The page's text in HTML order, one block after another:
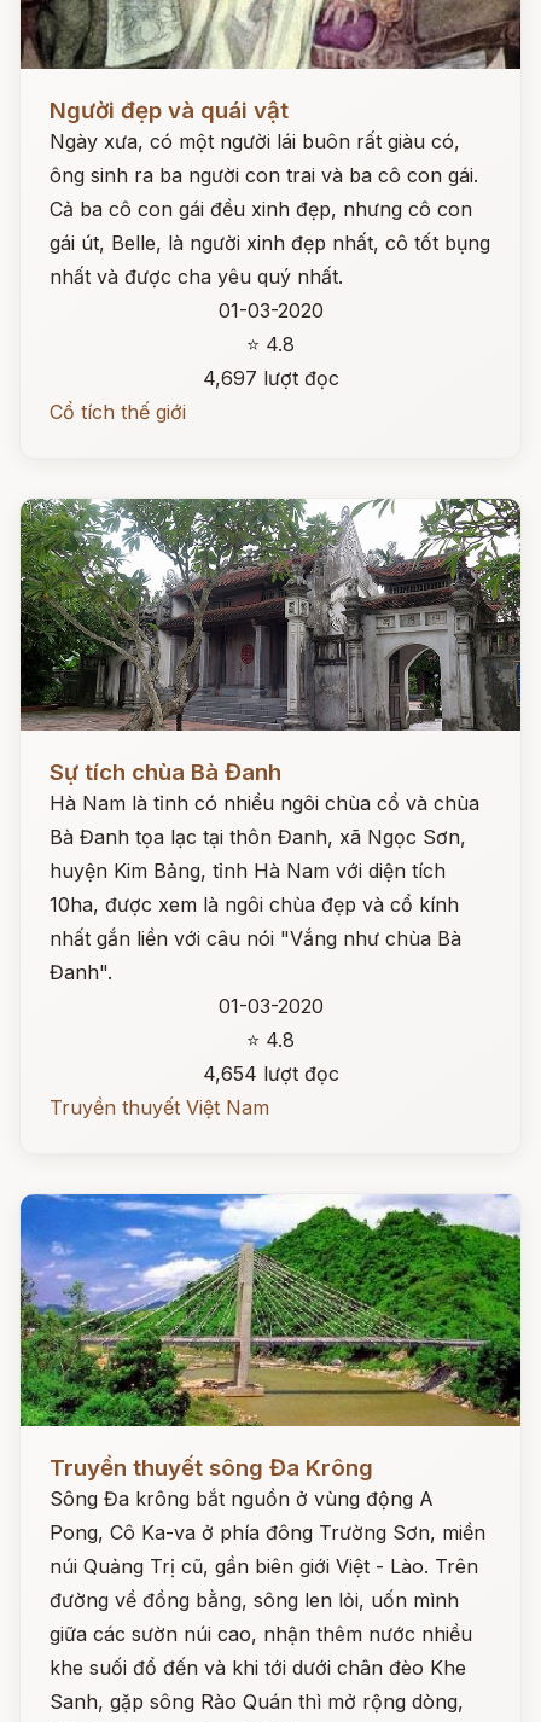
Người đẹp và quái vật
Ngày xưa, có một người lái buôn rất giàu có,
ông sinh ra ba người con trai và ba cô con gái.
Cả ba cô con gái đều xinh đẹp, nhưng cô con
gái út, Belle, là người xinh đẹp nhất, cô tốt bụng
nhất và được cha yêu quý nhất.
01-03-2020
⭐ 4.8
4,697 lượt đọc
Cổ tích thế giới
Sự tích chùa Bà Đanh
Hà Nam là tỉnh có nhiều ngôi chùa cổ và chùa
Bà Đanh tọa lạc tại thôn Đanh, xã Ngọc Sơn,
huyện Kim Bảng, tỉnh Hà Nam với diện tích
10ha, được xem là ngôi chùa đẹp và cổ kính
nhất gắn liền với câu nói "Vắng như chùa Bà
Đanh".
01-03-2020
⭐ 4.8
4,654 lượt đọc
Truyền thuyết Việt Nam
Đọc ngay
Truyền thuyết sông Đa Krông
Sông Đa krông bắt nguồn ở vùng động A
Pong, Cô Ka-va ở phía đông Trường Sơn, miền
núi Quảng Trị cũ, gần biên giới Việt - Lào. Trên
đường về đồng bằng, sông len lỏi, uốn mình
giữa các sườn núi cao, nhận thêm nước nhiều
khe suối đổ đến và khi tới dưới chân đèo Khe
Sanh, gặp sông Rào Quán thì mở rộng dòng,